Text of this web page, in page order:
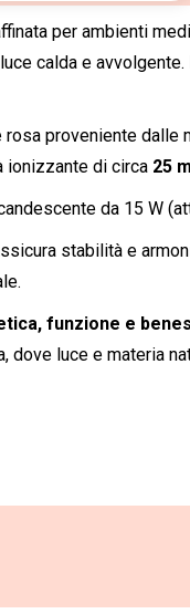
per ambienti
calda e
proveniente
ionizzante di circa 25
da 15 W
stabilità e
funzione e
dove luce e materia